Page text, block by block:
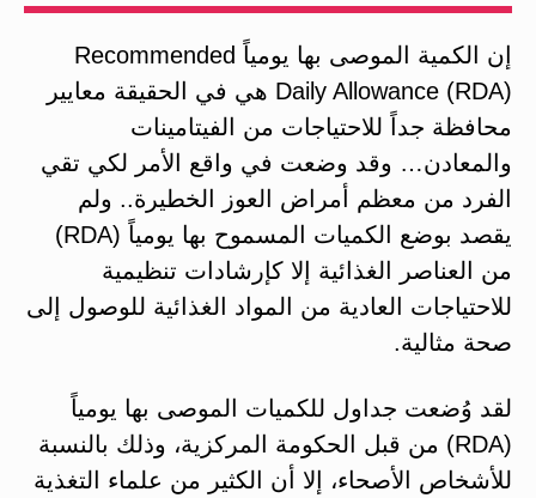
إن الكمية الموصى بها يومياً Recommended
Daily Allowance (RDA) هي في الحقيقة معايير
محافظة جداً للاحتياجات من الفيتامينات
والمعادن… وقد وضعت في واقع الأمر لكي تقي
الفرد من معظم أمراض العوز الخطيرة.. ولم
يقصد بوضع الكميات المسموح بها يومياً (RDA)
من العناصر الغذائية إلا كإرشادات تنظيمية
للاحتياجات العادية من المواد الغذائية للوصول إلى
صحة مثالية.
لقد وُضعت جداول للكميات الموصى بها يومياً
(RDA) من قبل الحكومة المركزية، وذلك بالنسبة
للأشخاص الأصحاء، إلا أن الكثير من علماء التغذية